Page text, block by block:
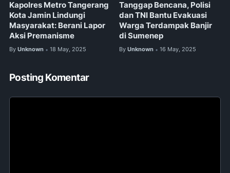
Kapolres Metro Tangerang
Kota Jamin Lindungi
Masyarakat: Berani Lapor
Aksi Premanisme
By Unknown • 18 May, 2025
Tanggap Bencana, Polisi
dan TNI Bantu Evakuasi
Warga Terdampak Banjir
di Sumenep
By Unknown • 16 May, 2025
Posting Komentar